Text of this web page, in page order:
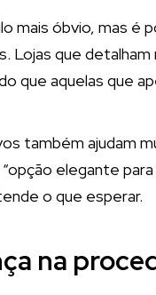
mais óbvio, mas é
Lojas que
que aquelas que
também ajudam
“opção elegante
o que esperar.
na